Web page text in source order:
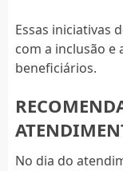
Essas iniciativas
com a inclusão
beneficiários.
No dia do